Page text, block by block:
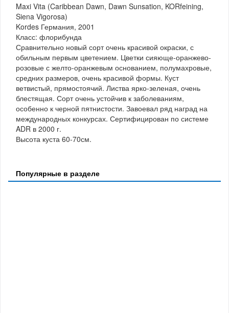
Maxi Vita (Caribbean Dawn, Dawn Sunsation, KORfeining,
Siena Vigorosa)
Kordes Германия, 2001
Класс: флорибунда
Сравнительно новый сорт очень красивой окраски, с
обильным первым цветением. Цветки сияюще-оранжево-
розовые с желто-оранжевым основанием, полумахровые,
средних размеров, очень красивой формы. Куст
ветвистый, прямостоячий. Листва ярко-зеленая, очень
блестящая. Сорт очень устойчив к заболеваниям,
особенно к черной пятнистости. Завоевал ряд наград на
международных конкурсах. Сертифицирован по системе
ADR в 2000 г.
Высота куста 60-70см.
Популярные в разделе